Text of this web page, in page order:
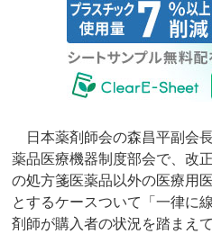
日本薬剤師会の森昌平副会
薬品医療機器制度部会で、改
の処方箋医薬品以外の医療用
とするケースついて「一律に
剤師が購入者の状況を踏まえ